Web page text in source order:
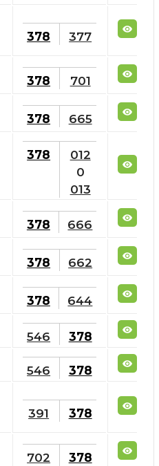
378 377
378 701
378 665
378
012
0
013
378 666
378 662
378 644
546 378
546 378
391 378
702 378